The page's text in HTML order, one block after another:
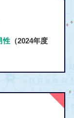
性（2024年度